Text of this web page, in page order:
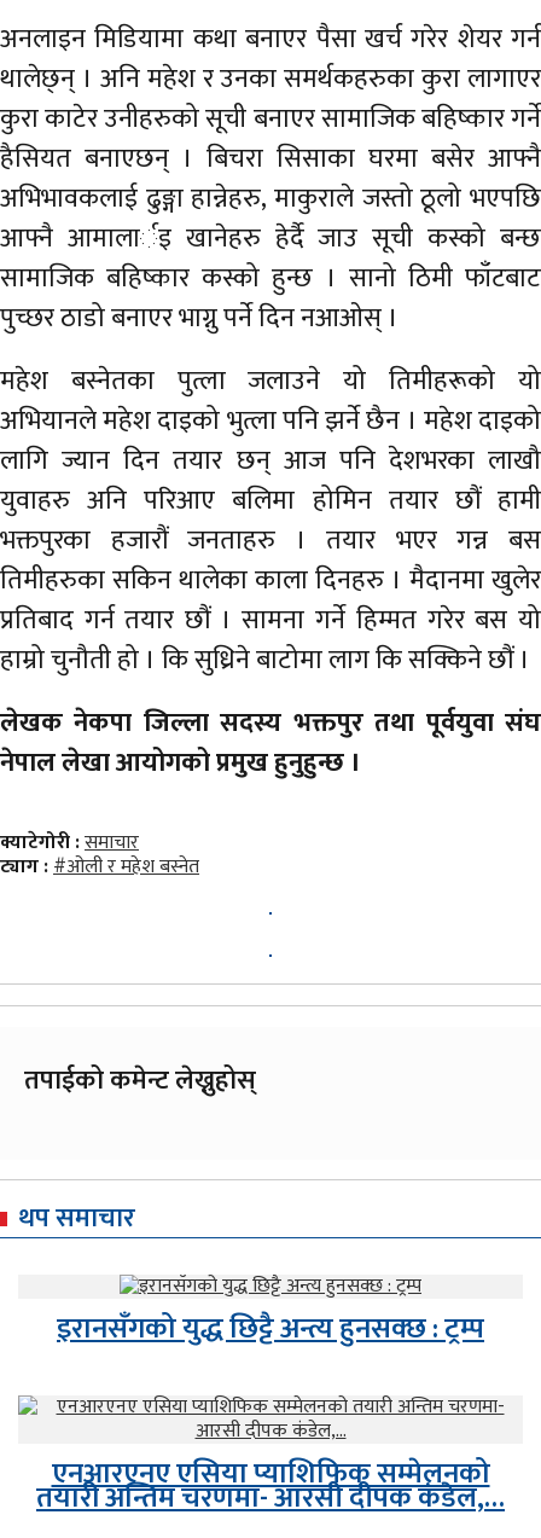
अनलाइन मिडियामा कथा बनाएर पैसा खर्च गरेर शेयर गर्न
थालेछ्न् । अनि महेश र उनका समर्थकहरुका कुरा लागाएर
कुरा काटेर उनीहरुको सूची बनाएर सामाजिक बहिष्कार गर्ने
हैसियत बनाएछन् । बिचरा सिसाका घरमा बसेर आफ्नै
अभिभावकलाई ढुङ्गा हान्नेहरु, माकुराले जस्तो ठूलो भएपछि
आफ्नै आमालार्इ खानेहरु हेर्दै जाउ सूची कस्को बन्छ
सामाजिक बहिष्कार कस्को हुन्छ । सानो ठिमी फाँटबाट
पुच्छर ठाडो बनाएर भाग्नु पर्ने दिन नआओस् ।
महेश बस्नेतका पुत्ला जलाउने यो तिमीहरूको यो
अभियानले महेश दाइको भुत्ला पनि झर्ने छैन । महेश दाइको
लागि ज्यान दिन तयार छन् आज पनि देशभरका लाखौ
युवाहरु अनि परिआए बलिमा होमिन तयार छौं हामी
भक्तपुरका हजारौं जनताहरु । तयार भएर गन्न बस
तिमीहरुका सकिन थालेका काला दिनहरु । मैदानमा खुलेर
प्रतिबाद गर्न तयार छौं । सामना गर्ने हिम्मत गरेर बस यो
हाम्रो चुनौती हो । कि सुध्रिने बाटोमा लाग कि सक्किने छौं ।
लेखक नेकपा जिल्ला सदस्य भक्तपुर तथा पूर्वयुवा संघ
नेपाल लेखा आयोगको प्रमुख हुनुहुन्छ ।
क्याटेगोरी :समाचार
ट्याग :#ओली र महेश बस्नेत
तपाईको कमेन्ट लेख्नुहोस्
थप समाचार
इरानसँगको युद्ध छिट्टै अन्त्य हुनसक्छ : ट्रम्प
एनआरएनए एसिया प्याशिफिक सम्मेलनको
तयारी अन्तिम चरणमा- आरसी दीपक कंडेल,…